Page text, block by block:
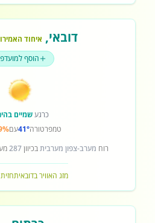
דובאי, איחוד
הוסף
כרגעשמיים
טמפרטורה41°עם
רוח מערב-צפון מערביתבכיוון287
מזג האוויר בדובאי